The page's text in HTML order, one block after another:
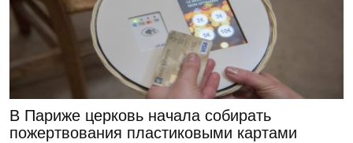
В Париже церковь начала собирать
пожертвования пластиковыми картами